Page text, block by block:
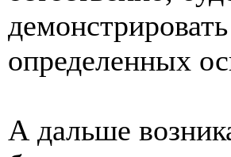
определенных
А дальше